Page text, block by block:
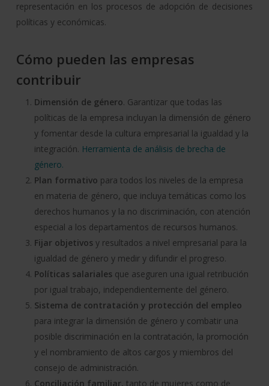
representación en los procesos de adopción de decisiones
políticas y económicas.
Cómo pueden las empresas
contribuir
Dimensión de género. Garantizar que todas las
políticas de la empresa incluyan la dimensión de género
y fomentar desde la cultura empresarial la igualdad y la
integración. Herramienta de análisis de brecha de
género.
Plan formativo para todos los niveles de la empresa
en materia de género, que incluya temáticas como los
derechos humanos y la no discriminación, con atención
especial a los departamentos de recursos humanos.
Fijar objetivos y resultados a nivel empresarial para la
igualdad de género y medir y difundir el progreso.
Políticas salariales que aseguren una igual retribución
por igual trabajo, independientemente del género.
Sistema de contratación y protección del empleo
para integrar la dimensión de género y combatir una
posible discriminación en la contratación, la promoción
y el nombramiento de altos cargos y miembros del
consejo de administración.
Conciliación familiar, tanto de mujeres como de